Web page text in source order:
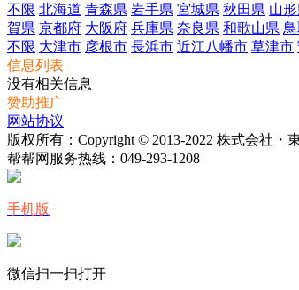
不限 北海道 青森県 岩手県 宮城県 秋田県 山
賀県 京都府 大阪府 兵庫県 奈良県 和歌山県
不限 大津市 彦根市 長浜市 近江八幡市 草津市
信息列表
没有相关信息
赞助推广
网站协议
版权所有：Copyright © 2013-2022 株式会社・
帮帮网服务热线： 049-293-1208
手机版
微信扫一扫打开